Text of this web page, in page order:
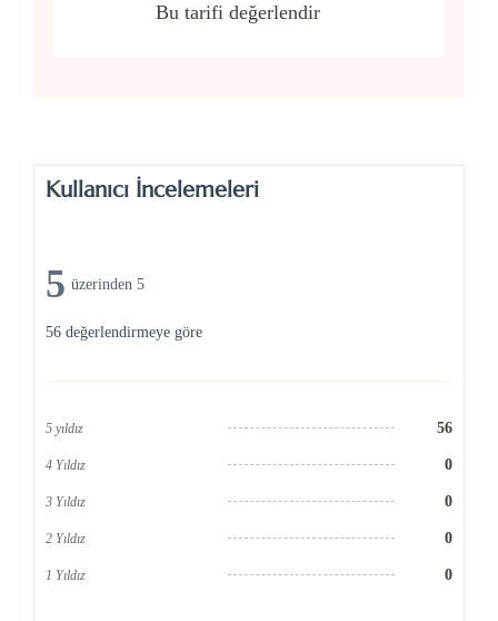
Bu tarifi değerlendir
Kullanıcı İncelemeleri
5 üzerinden 5
56 değerlendirmeye göre
5 yıldız 56
4 Yıldız 0
3 Yıldız 0
2 Yıldız 0
1 Yıldız 0